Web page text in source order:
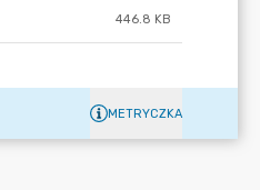
446.8 KB
METRYCZKA